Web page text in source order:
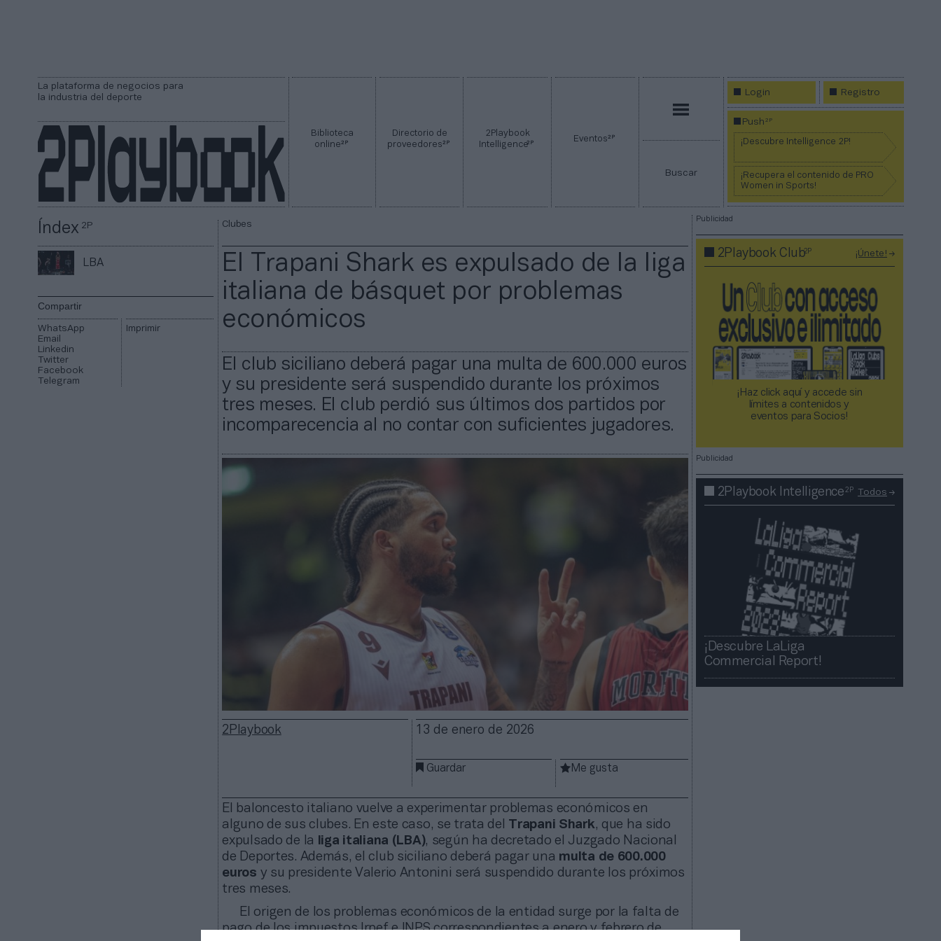
La plataforma de negocios para
la industria del deporte
Biblioteca
online2P
Directorio de
proveedores2P
2Playbook
Intelligence2P Eventos2P
Buscar
Login Registro
Push2P
¡Descubre Intelligence 2P!
¡Recupera el contenido de PRO
Women in Sports!
Índex2P
LBA
Compartir
WhatsApp
Email
Linkedin
Twitter
Facebook
Telegram
Imprimir
Clubes
El Trapani Shark es expulsado de la liga
italiana de básquet por problemas
económicos
El club siciliano deberá pagar una multa de 600.000 euros
y su presidente será suspendido durante los próximos
tres meses. El club perdió sus últimos dos partidos por
incomparecencia al no contar con suficientes jugadores.
2Playbook 13 de enero de 2026
Guardar Me gusta
El baloncesto italiano vuelve a experimentar problemas económicos en
alguno de sus clubes. En este caso, se trata del Trapani Shark, que ha sido
expulsado de la
liga italiana (LBA), según ha decretado el Juzgado Nacional
de Deportes. Además, el club siciliano deberá pagar una multa de 600.000
euros y su presidente Valerio Antonini será suspendido durante los próximos
tres meses.
El origen de los problemas económicos de la entidad surge por la falta de
pago de los impuestos Irpef e INPS correspondientes a enero y febrero de
Publicidad
2Playbook Club2P ¡Únete!
¡Haz click aquí y accede sin
límites a contenidos y
eventos para Socios!​​​​​​​
Publicidad
2Playbook Intelligence2P Todos
¡Descubre LaLiga
Commercial Report!​​